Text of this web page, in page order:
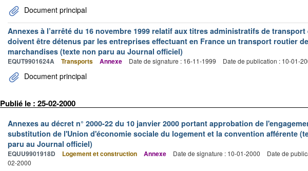
Document principal
Annexes à l’arrêté du 16 novembre 1999 relatif aux titres administratifs de transport
doivent être détenus par les entreprises effectuant en France un transport routier de
marchandises (texte non paru au Journal officiel)
EQUT9901624A Transports Annexe Date de signature : 16-11-1999 Date de publication : 10-01-
Document principal
Publié le : 25-02-2000
Annexes au décret n° 2000-22 du 10 janvier 2000 portant approbation de
substitution de l'Union d'économie sociale du logement et la convention afférente
paru au Journal officiel)
EQUU9901918D Logement et construction Annexe Date de signature : 10-01-2000
Date de
02-2000